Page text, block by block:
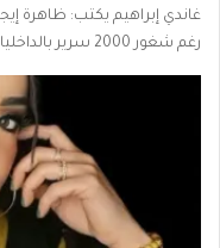
غاندي إبراهيم يكتب: ظاهرة
رغم شغور 2000 سرير بالداخليات. من المسؤول عن…